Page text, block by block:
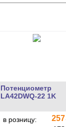
Потенциометр
LA42DWQ-22 1K
в розницу: 257